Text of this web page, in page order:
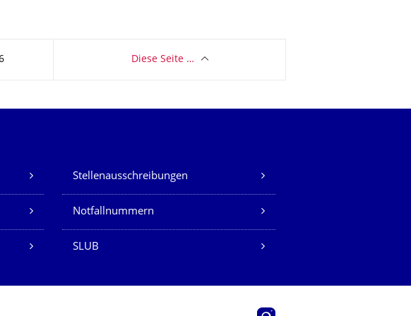
Diese Seite …
Stellenausschreibungen
Notfallnummern
SLUB
Instagram